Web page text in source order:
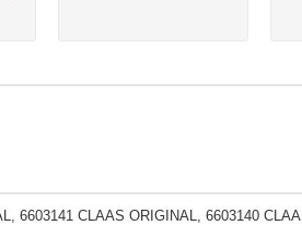
6603141 CLAAS ORIGINAL, 6603140